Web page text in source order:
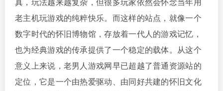
老主机玩游戏的纯粹快乐。而这样的站点，就像一个
数字时代的怀旧博物馆，存放着一代人的游戏记忆，
也为经典游戏的传承提供了一个稳定的载体。从这个
意义上来说，老男人游戏网早已超越了普通资源站的
定位，它是一个由热爱驱动、由同好共建的怀旧文化